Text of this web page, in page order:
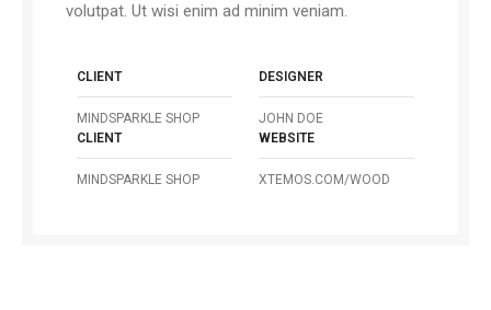
volutpat. Ut wisi enim ad minim veniam.
CLIENT
MINDSPARKLE SHOP
DESIGNER
JOHN DOE
CLIENT
MINDSPARKLE SHOP
WEBSITE
XTEMOS.COM/WOOD